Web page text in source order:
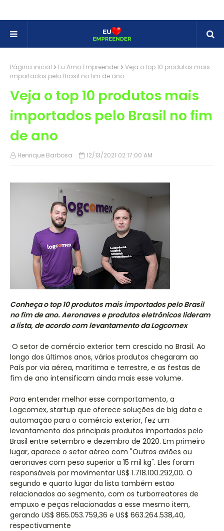
Página inicial Eu Amo Empreender
Veja o top 10 produtos mais
importados pelo Brasil no fim de ano
Veja o top 10 produtos mais
importados pelo Brasil no fim
de ano
Henrique Barbosa 12/13/2021 02:17:00 AM
Conheça o top 10 produtos mais importados pelo Brasil
no fim de ano. Aeronaves e produtos eletrônicos lideram
a lista, de acordo com levantamento da Logcomex
O setor de comércio exterior tem crescido no Brasil. Ao
longo dos últimos anos, vários produtos chegaram ao
País por via aérea, marítima e terrestre, e as festas de
fim de ano intensificam ainda mais esse volume.
Para entender melhor esse comportamento, a
Logcomex, startup que oferece soluções de big data e
automação para o comércio exterior, fez um
levantamento dos principais produtos importados pelo
Brasil entre setembro e dezembro de 2020. Em primeiro
lugar, aparece o setor aéreo com "Outros aviões ou
aeronaves com peso superior a 15 mil kg". Eles foram
responsáveis por movimentar US$ 1.718.100.292,00. O
segundo e quarto lugar da lista também estão
relacionados ao segmento, com os turborreatores de
empuxo e peças relacionadas a esse mesmo item,
gerando US$ 865.053.759,36 e US$ 663.264.538,40,
respectivamente